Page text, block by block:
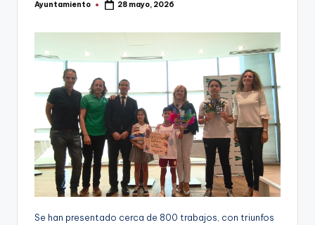
Publicado
Ayuntamiento 28 mayo, 2026
Se han presentado cerca de 800 trabajos, con triunfos